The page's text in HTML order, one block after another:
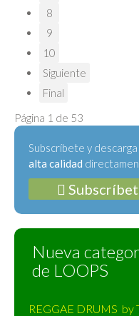
8
9
10
Siguiente
Final
Página 1 de 53
Subscríbete y descarga
alta calidad
Nueva
de LOOPS
REGGAE DRUMS by